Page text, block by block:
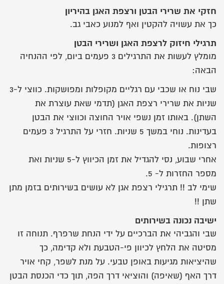
חזקי את שרירי הבטן ורצפת האגן בהיריון
כך את עשויה להקטין ואף למנוע כאבי גב.
תרגילי חיזוק לרצפת האגן ושרירי הבטן
מומלץ לעשות את התרגילים 3 פעמים ביום, לפי ההנחיה
הבאה:
שבי נוח או שכבי עם רגליים מקופלות ומפושקות. כווצי ל-3
שניות את שרירי רצפת האגן (תדמי שאת עוצרת את
השתן). באותו זמן נשפי אויר החוצה וכווצי את הבטן
בעדינות. נוחי במשך 5 שניות. חזרי על התרגיל 3 פעמים
רצופות.
אחרי שבוע, נסי להגדיל את זמן הכיווץ ל-5 שניות ואת
מספר החזרות ל- 5.
שימי לב !! תרגילי רצפת אגן לא עושים בשירותים בזמן מתן
שתן !!
ישיבה נכונה בשירותים
שבי והגביהי את הברכיים על ידי הנחת שרפרף. תנוחה זו
מסיטה את הלחץ לכיוון פי-הטבעת ולא קדימה, כך
שהיציאות מגיעות באופן טבעי. על מנת לשפר, קחי אויר
דרך האף (שאיפה) והוציאי דרך הפה, תוך כדי הכנסת הבטן